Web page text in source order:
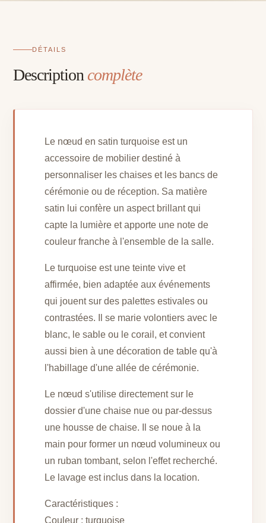
DÉTAILS
Description complète
Le nœud en satin turquoise est un
accessoire de mobilier destiné à
personnaliser les chaises et les bancs de
cérémonie ou de réception. Sa matière
satin lui confère un aspect brillant qui
capte la lumière et apporte une note de
couleur franche à l'ensemble de la salle.
Le turquoise est une teinte vive et
affirmée, bien adaptée aux événements
qui jouent sur des palettes estivales ou
contrastées. Il se marie volontiers avec le
blanc, le sable ou le corail, et convient
aussi bien à une décoration de table qu'à
l'habillage d'une allée de cérémonie.
Le nœud s'utilise directement sur le
dossier d'une chaise nue ou par-dessus
une housse de chaise. Il se noue à la
main pour former un nœud volumineux ou
un ruban tombant, selon l'effet recherché.
Le lavage est inclus dans la location.
Caractéristiques :
Couleur : turquoise